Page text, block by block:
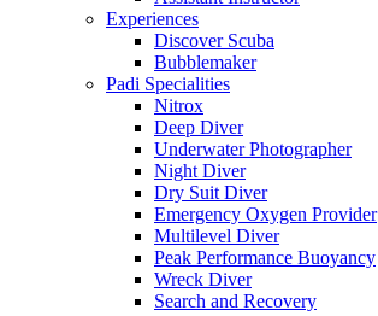
Experiences
Discover Scuba
Bubblemaker
Padi Specialities
Nitrox
Deep Diver
Underwater Photographer
Night Diver
Dry Suit Diver
Emergency Oxygen Provider
Multilevel Diver
Peak Performance Buoyancy
Wreck Diver
Search and Recovery